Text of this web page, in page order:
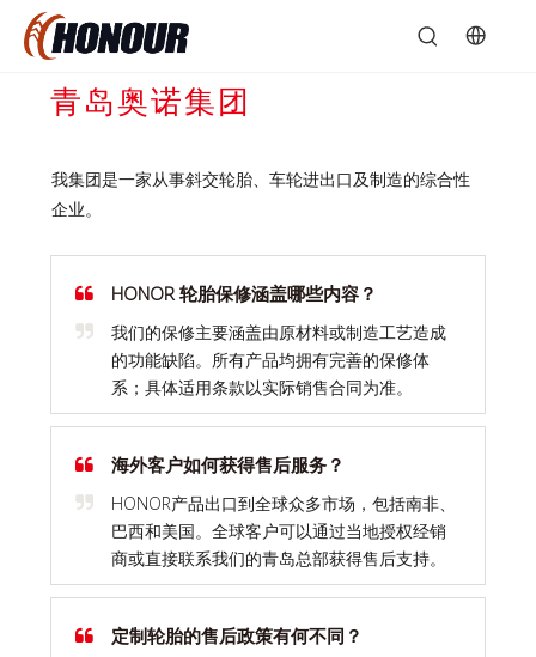
青岛奥诺集团
我集团是一家从事斜交轮胎、车轮进出口及制造的综合性
企业。
HONOR 轮胎保修涵盖哪些内容？
我们的保修主要涵盖由原材料或制造工艺造成
的功能缺陷。所有产品均拥有完善的保修体
系；具体适用条款以实际销售合同为准。
海外客户如何获得售后服务？
HONOR产品出口到全球众多市场，包括南非、
巴西和美国。全球客户可以通过当地授权经销
商或直接联系我们的青岛总部获得售后支持。
定制轮胎的售后政策有何不同？